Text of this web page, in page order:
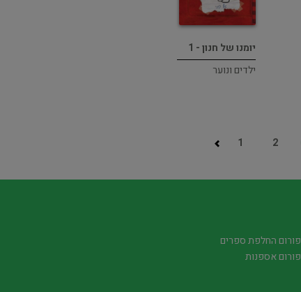
יומנו של חנון - 1
ילדים ונוער
1 2
פורום החלפת ספרים
פורום אספנות